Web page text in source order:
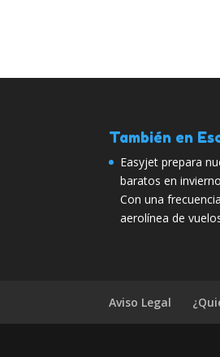
También en
Easyjet prepara
baratos en invierno
Con una
aerolínea de
Aviso Legal